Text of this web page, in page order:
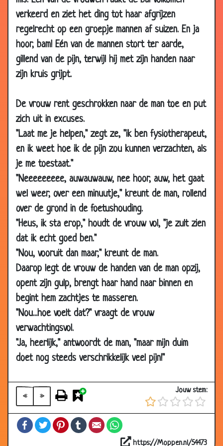
verkeerd en ziet het ding tot haar afgrijzen
regelrecht op een groepje mannen af suizen. En ja
hoor, bam! Eén van de mannen stort ter aarde,
gillend van de pijn, terwijl hij met zijn handen naar
zijn kruis grijpt.
De vrouw rent geschrokken naar de man toe en put
zich uit in excuses.
"Laat me je helpen," zegt ze, "ik ben fysiotherapeut,
en ik weet hoe ik de pijn zou kunnen verzachten, als
je me toestaat."
"Neeeeeeeee, auwauwauw, nee hoor, auw, het gaat
wel weer, over een minuutje," kreunt de man, rollend
over de grond in de foetushouding.
"Heus, ik sta erop," houdt de vrouw vol, "je zult zien
dat ik echt goed ben."
"Nou, vooruit dan maar," kreunt de man.
Daarop legt de vrouw de handen van de man opzij,
opent zijn gulp, brengt haar hand naar binnen en
begint hem zachtjes te masseren.
"Nou...hoe voelt dat?" vraagt de vrouw
verwachtingsvol.
"Ja, heerlijk," antwoordt de man, "maar mijn duim
doet nog steeds verschrikkelijk veel pijn!"
« »
Jouw stem:
FacebookTwitterPinterestTumblrEmail
https://Moppen.nl/54473
2009
02 Jun
2009
Batman 3.94
30 May
2009
Waarom houden vrouwen van katten ? 3.44
2009
24 May
2009
Loempia
23 May
2009
Vrouw ervandoor 2.97
22 May
2009
Verjaardagscadeau 2.92
22 May
2009
Op het werk
18 May
2009
Spaghetti
06 May
2009
Dijkstra in Parijs 2.83
22 Apr
2009
IKEA
20 Apr
2009
Raad eens
14 Apr
Domme vrouw.
09 Apr
2009
Mannen zijn vogels 3.26
08 Apr
2009
Geld 2.95
3.55